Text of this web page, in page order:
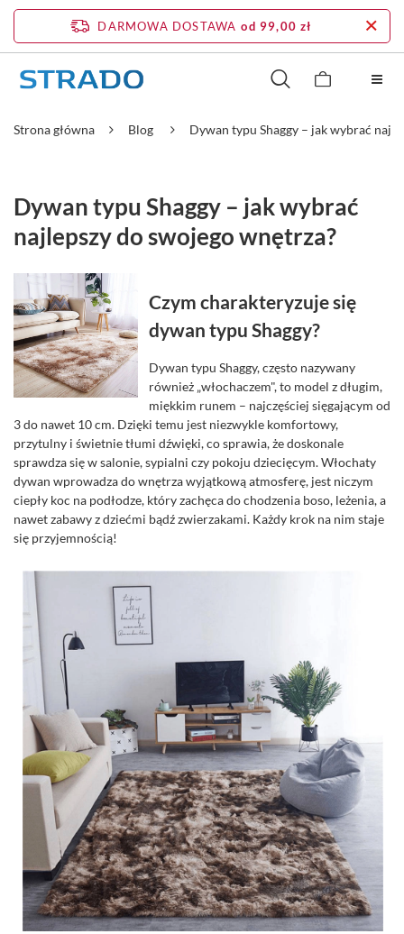
DARMOWA DOSTAWA od 99,00 zł
Strona główna Blog Dywan typu Shaggy – jak wybrać
Dywan typu Shaggy – jak wybrać
najlepszy do swojego wnętrza?
Czym charakteryzuje się
dywan typu Shaggy?
Dywan typu Shaggy, często nazywany
również „włochaczem", to model z długim,
miękkim runem – najczęściej sięgającym od
3 do nawet 10 cm. Dzięki temu jest niezwykle komfortowy,
przytulny i świetnie tłumi dźwięki, co sprawia, że doskonale
sprawdza się w salonie, sypialni czy pokoju dziecięcym. Włochaty
dywan wprowadza do wnętrza wyjątkową atmosferę, jest niczym
ciepły koc na podłodze, który zachęca do chodzenia boso, leżenia, a
nawet zabawy z dziećmi bądź zwierzakami. Każdy krok na nim staje
się przyjemnością!